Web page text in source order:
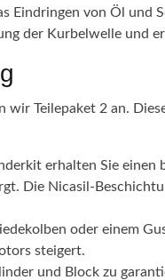
Eindringen von Öl und
der Kurbelwelle und
Teilepaket 2 an.
erhalten Sie einen
Die Nicasil-
oder einem
steigert.
und Block zu